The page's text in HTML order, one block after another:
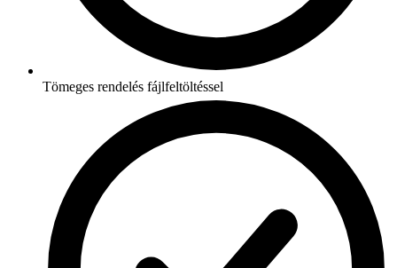
Tömeges rendelés fájlfeltöltéssel